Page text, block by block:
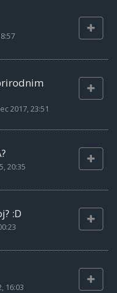
2017, 23:51
20:35
:D
16:03